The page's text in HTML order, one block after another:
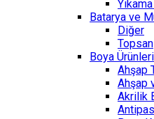
Batarya ve
Diğer
Topsan
Boya Ürünleri
Ahşap
Ahşap
Akrilik